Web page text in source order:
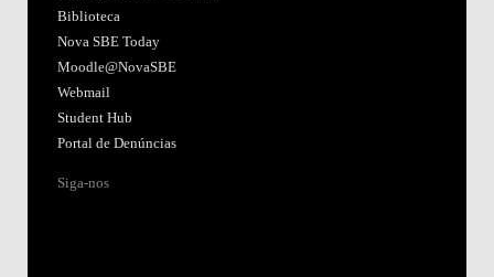
Biblioteca
Nova SBE Today
Moodle@NovaSBE
Webmail
Student Hub
Portal de Denúncias
Siga-nos